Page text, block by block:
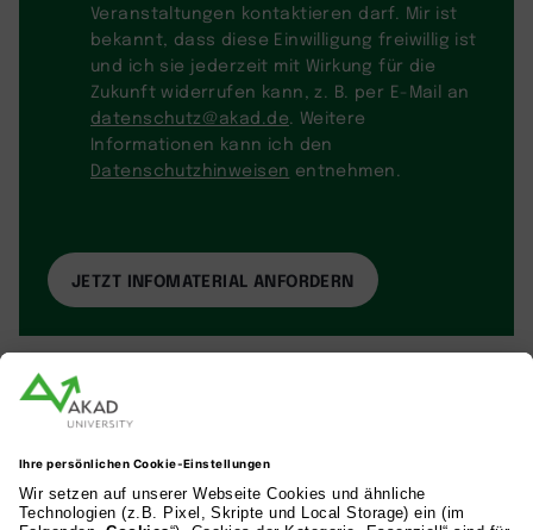
Veranstaltungen kontaktieren darf. Mir ist
bekannt, dass diese Einwilligung freiwillig ist
und ich sie jederzeit mit Wirkung für die
Zukunft widerrufen kann, z. B. per E-Mail an
datenschutz@akad.de . Weitere
Informationen kann ich den
Datenschutzhinweisen entnehmen.